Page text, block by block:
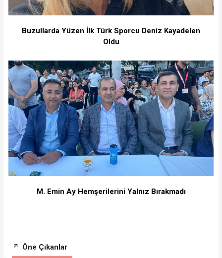
Buzullarda Yüzen İlk Türk Sporcu Deniz Kayadelen
Oldu
M. Emin Ay Hemşerilerini Yalnız Bırakmadı
Öne Çıkanlar